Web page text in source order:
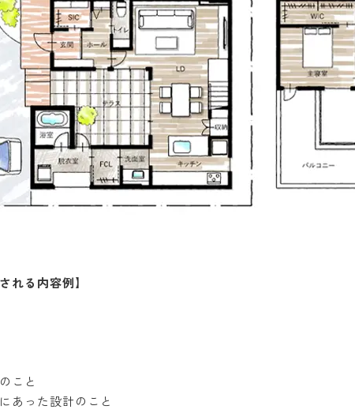
れる内容例】
こと
あった設計のこと